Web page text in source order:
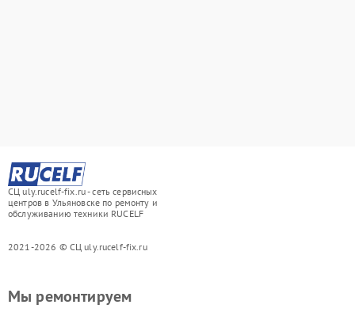
СЦ uly.rucelf-fix.ru - сеть сервисных
центров в Ульяновске по ремонту и
обслуживанию техники RUCELF
2021-2026 © СЦ uly.rucelf-fix.ru
Мы ремонтируем